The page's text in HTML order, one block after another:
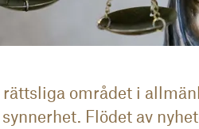
området i
Flödet av